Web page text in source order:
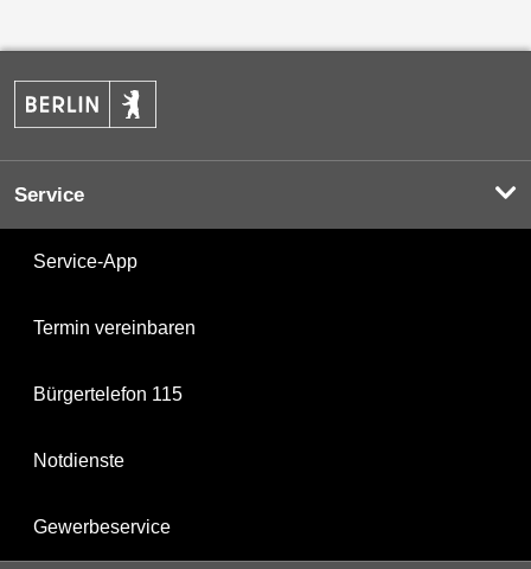
Service
Service-App
Termin vereinbaren
Bürgertelefon 115
Notdienste
Gewerbeservice